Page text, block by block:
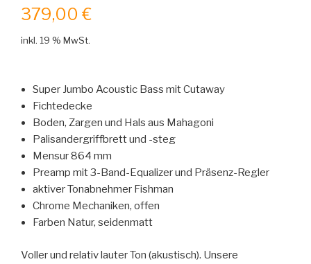
379,00 €
inkl. 19 % MwSt.
Super Jumbo Acoustic Bass mit Cutaway
Fichtedecke
Boden, Zargen und Hals aus Mahagoni
Palisandergriffbrett und -steg
Mensur 864 mm
Preamp mit 3-Band-Equalizer und Präsenz-Regler
aktiver Tonabnehmer Fishman
Chrome Mechaniken, offen
Farben Natur, seidenmatt
Voller und relativ lauter Ton (akustisch). Unsere